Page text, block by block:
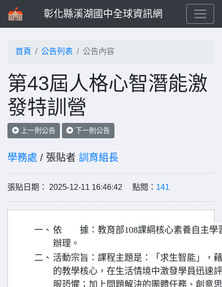
彰化縣溪湖國中全球資訊網
首頁 公告列表 公告內容
第43屆人格心智潛能激
發特訓營
上一則公告 下一則公告
學務處 / 張貼者 訓育組長
張貼日期： 2025-12-11 16:46:42 點閱： 141
一、 依 據：教育部108課綱核心素養自主學
辦理。
二、 活動宗旨：課程主題是：「求生智能」，
的教學核心，在生活情境中激發學員迅速
服恐懼；加上問題解決的團體任務、創意